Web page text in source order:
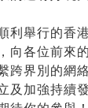
利舉行的香
向各位前來
跨界別的網
及加強持續發